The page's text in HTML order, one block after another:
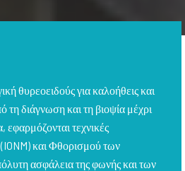
θυρεοειδούς για καλοήθεις και
τη διάγνωση και τη βιοψία μέχρι
εφαρμόζονται τεχνικές
και Φθορισμού των
ασφάλεια της φωνής και των